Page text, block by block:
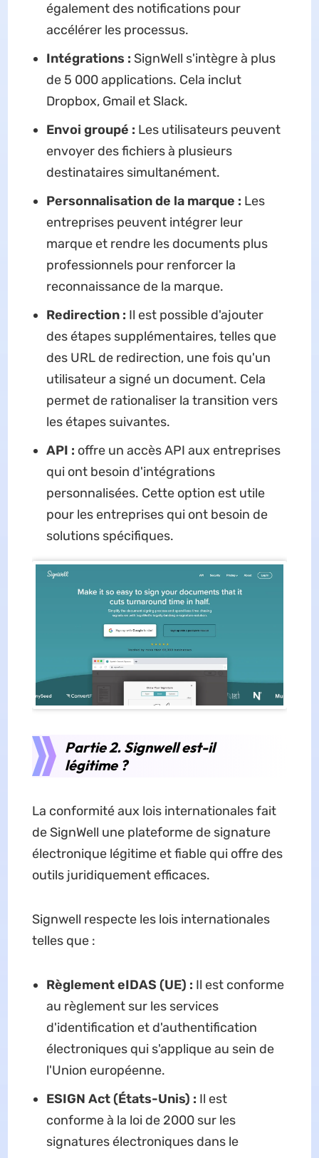
également des notifications pour
accélérer les processus.
Intégrations : SignWell s'intègre à plus
de 5 000 applications. Cela inclut
Dropbox, Gmail et Slack.
Envoi groupé : Les utilisateurs peuvent
envoyer des fichiers à plusieurs
destinataires simultanément.
Personnalisation de la marque : Les
entreprises peuvent intégrer leur
marque et rendre les documents plus
professionnels pour renforcer la
reconnaissance de la marque.
Redirection : Il est possible d'ajouter
des étapes supplémentaires, telles que
des URL de redirection, une fois qu'un
utilisateur a signé un document. Cela
permet de rationaliser la transition vers
les étapes suivantes.
API : offre un accès API aux entreprises
qui ont besoin d'intégrations
personnalisées. Cette option est utile
pour les entreprises qui ont besoin de
solutions spécifiques.
Partie 2. Signwell est-il
légitime ?
La conformité aux lois internationales fait
de SignWell une plateforme de signature
électronique légitime et fiable qui offre des
outils juridiquement efficaces.
Signwell respecte les lois internationales
telles que :
Règlement eIDAS (UE) : Il est conforme
au règlement sur les services
d'identification et d'authentification
électroniques qui s'applique au sein de
l'Union européenne.
ESIGN Act (États-Unis) : Il est
conforme à la loi de 2000 sur les
signatures électroniques dans le